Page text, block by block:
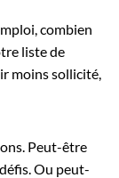
combien
liste de
moins sollicité,
Peut-être
Ou peut-